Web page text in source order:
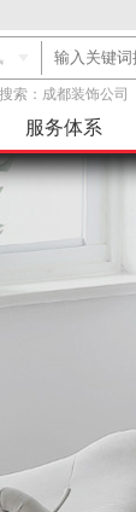
索： 成都装饰公司
服务体系